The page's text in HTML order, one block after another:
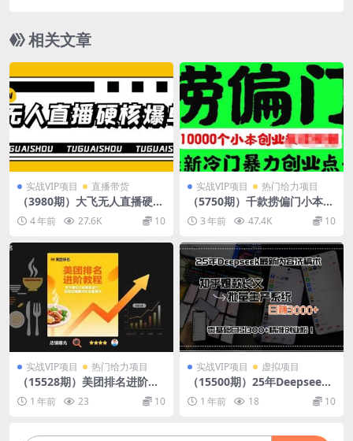
相关文章
实战VIP项目 直播带货
（3980期）大飞无人直播硬核
爆单技术，轻松玩转无人直
播，暴利躺赚
4 年前 27.6K 10
实战VIP项目 热门给力项目
（5750期）千款捞偏门小本创
业小项目，总有一款适合你
【无水印】
3 年前 47.4K 10
实战VIP项目 热门给力项目
（15528期）美团排名进阶教
程：专为餐饮行业商家设计，
实现店铺曝光和流量提升
1 年前 23 10
实战VIP项目 虚拟项目
（15500期）25年Deepseek
最新内容洗稿术，知乎爆款长
文批量生产系统，日赚3000
1 年前 18 10